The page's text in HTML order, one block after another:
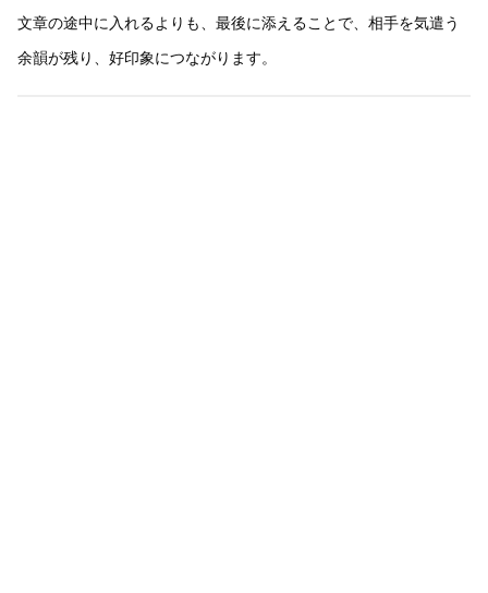
文章の途中に入れるよりも、最後に添えることで、相手を気遣う
余韻が残り、好印象につながります。